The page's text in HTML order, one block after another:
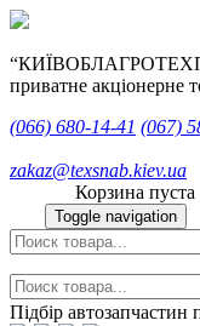
приватне акціонерне
(066) 680-14-41 (067)
zakaz@texsnab.kiev.ua
Корзина пуста
Toggle navigation
Підбір автозапчастин